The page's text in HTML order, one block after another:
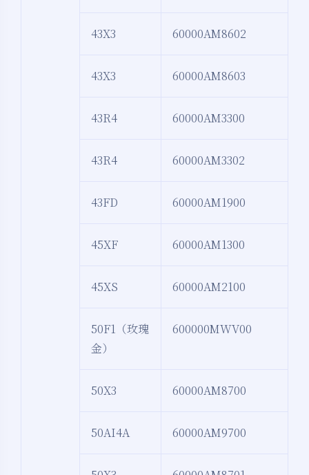
43X3 60000AM8602
43X3 60000AM8603
43R4 60000AM3300
43R4 60000AM3302
43FD 60000AM1900
45XF 60000AM1300
45XS 60000AM2100
50F1（玫瑰
金）
600000MWV00
50X3 60000AM8700
50AI4A 60000AM9700